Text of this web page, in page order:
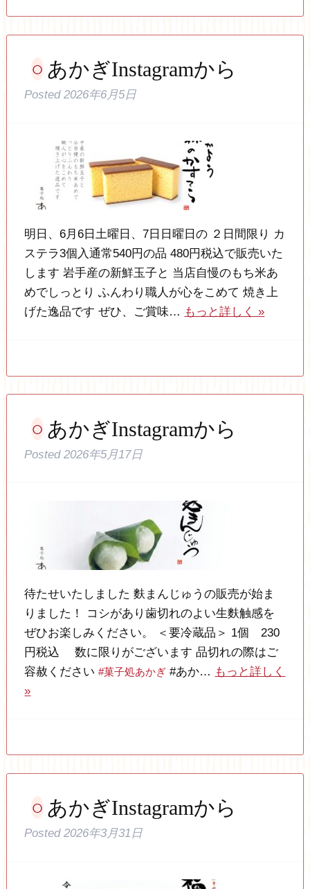
あかぎInstagramから
Posted2026年6月5日
明日、6月6日土曜日、7日日曜日の ２日間限り カ
ステラ3個入通常540円の品 480円税込で販売いた
します 岩手産の新鮮玉子と 当店自慢のもち米あ
めでしっとり ふんわり職人が心をこめて 焼き上
げた逸品です ぜひ、ご賞味… もっと詳しく »
あかぎInstagramから
Posted2026年5月17日
待たせいたしました 麩まんじゅうの販売が始ま
りました！ コシがあり歯切れのよい生麩触感を
ぜひお楽しみください。 ＜要冷蔵品＞ 1個 230
円税込 数に限りがございます 品切れの際はご
容赦ください#菓子処あかぎ #あか… もっと詳しく
»
あかぎInstagramから
Posted2026年3月31日